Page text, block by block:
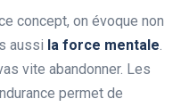
concept, on évoque non
aussi la force mentale
vite abandonner. Les
permet de